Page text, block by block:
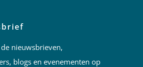
nieuwsbrieven,
blogs en evenementen op